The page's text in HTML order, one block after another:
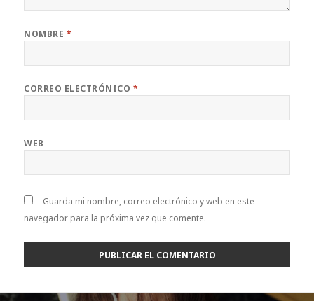
NOMBRE *
CORREO ELECTRÓNICO *
WEB
Guarda mi nombre, correo electrónico y web en este
navegador para la próxima vez que comente.